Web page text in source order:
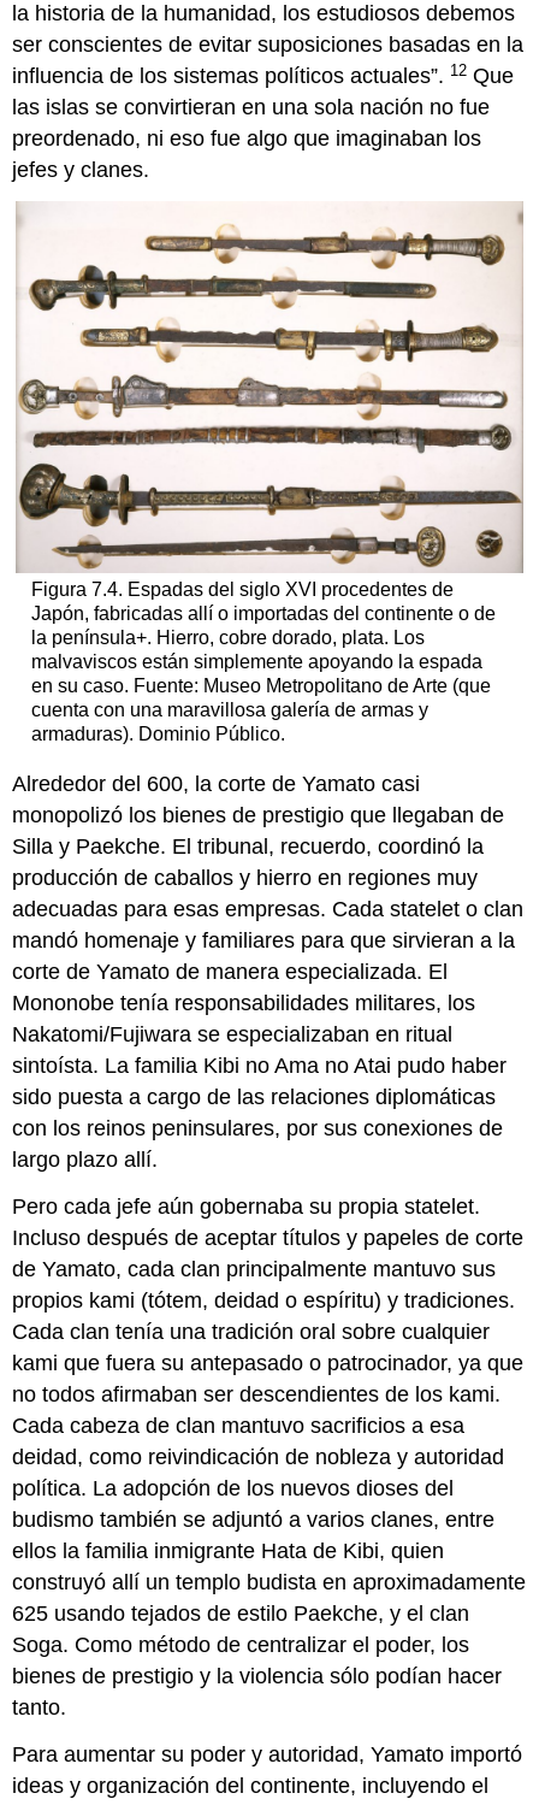
la historia de la humanidad, los estudiosos debemos
ser conscientes de evitar suposiciones basadas en la
influencia de los sistemas políticos actuales”. 12 Que
las islas se convirtieran en una sola nación no fue
preordenado, ni eso fue algo que imaginaban los
jefes y clanes.
Figura 7.4. Espadas del siglo XVI procedentes de
Japón, fabricadas allí o importadas del continente o de
la península+. Hierro, cobre dorado, plata. Los
malvaviscos están simplemente apoyando la espada
en su caso. Fuente: Museo Metropolitano de Arte (que
cuenta con una maravillosa galería de armas y
armaduras). Dominio Público.
Alrededor del 600, la corte de Yamato casi
monopolizó los bienes de prestigio que llegaban de
Silla y Paekche. El tribunal, recuerdo, coordinó la
producción de caballos y hierro en regiones muy
adecuadas para esas empresas. Cada statelet o clan
mandó homenaje y familiares para que sirvieran a la
corte de Yamato de manera especializada. El
Mononobe tenía responsabilidades militares, los
Nakatomi/Fujiwara se especializaban en ritual
sintoísta. La familia Kibi no Ama no Atai pudo haber
sido puesta a cargo de las relaciones diplomáticas
con los reinos peninsulares, por sus conexiones de
largo plazo allí.
Pero cada jefe aún gobernaba su propia statelet.
Incluso después de aceptar títulos y papeles de corte
de Yamato, cada clan principalmente mantuvo sus
propios kami (tótem, deidad o espíritu) y tradiciones.
Cada clan tenía una tradición oral sobre cualquier
kami que fuera su antepasado o patrocinador, ya que
no todos afirmaban ser descendientes de los kami.
Cada cabeza de clan mantuvo sacrificios a esa
deidad, como reivindicación de nobleza y autoridad
política. La adopción de los nuevos dioses del
budismo también se adjuntó a varios clanes, entre
ellos la familia inmigrante Hata de Kibi, quien
construyó allí un templo budista en aproximadamente
625 usando tejados de estilo Paekche, y el clan
Soga. Como método de centralizar el poder, los
bienes de prestigio y la violencia sólo podían hacer
tanto.
Para aumentar su poder y autoridad, Yamato importó
ideas y organización del continente, incluyendo el